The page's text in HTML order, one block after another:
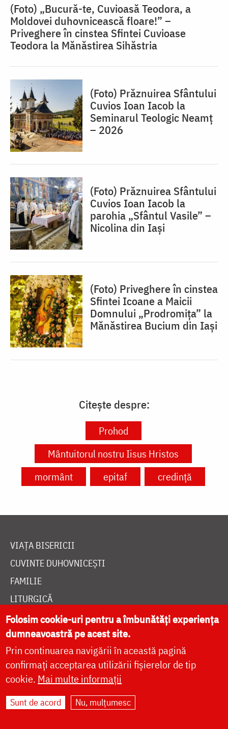
(Foto) „Bucură-te, Cuvioasă Teodora, a
Moldovei duhovnicească floare!” –
Priveghere în cinstea Sfintei Cuvioase
Teodora la Mănăstirea Sihăstria
(Foto) Prăznuirea Sfântului
Cuvios Ioan Iacob la
Seminarul Teologic Neamț
– 2026
(Foto) Prăznuirea Sfântului
Cuvios Ioan Iacob la
parohia „Sfântul Vasile” –
Nicolina din Iași
(Foto) Priveghere în cinstea
Sfintei Icoane a Maicii
Domnului „Prodromița” la
Mănăstirea Bucium din Iași
Citește despre:
Prohod
Mântuitorul nostru Iisus Hristos
mormânt
epitaf credință
VIAȚA BISERICII
CUVINTE DUHOVNICEȘTI
FAMILIE
LITURGICĂ
BIBLIOTECĂ
ÎNTREABĂ PREOTUL
MEDIA
ȘTIRI
HRAMUL SFINTEI CUVIOASE PARASCHEVA
Folosim cookie-uri pentru a îmbunătăți experiența
dumneavoastră pe acest site.
Prin continuarea navigării în această pagină
confirmați acceptarea utilizării fișierelor de tip
cookie. Mai multe informații
Sunt de acord Nu, mulțumesc